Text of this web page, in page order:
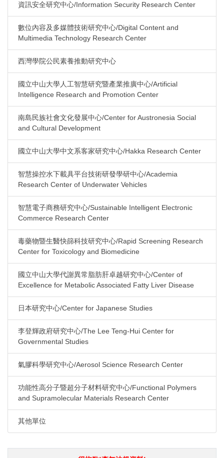
資訊安全研究中心/Information Security Research Center
數位內容及多媒體技術研究中心/Digital Content and
Multimedia Technology Research Center
西灣學院公民素養推動研究中心
國立中山大學人工智慧研究暨產業推廣中心/Artificial
Intelligence Research and Promotion Center
南島民族社會文化發展中心/Center for Austronesia Social
and Cultural Development
國立中山大學中文系客家研究中心/Hakka Research Center
智慧操控水下載具平台技術研發學研中心/Academia
Research Center of Underwater Vehicles
智慧電子商務研究中心/Sustainable Intelligent Electronic
Commerce Research Center
毒藥物暨生醫快篩科技研究中心/Rapid Screening Research
Center for Toxicology and Biomedicine
國立中山大學代謝異常脂肪肝卓越研究中心/Center of
Excellence for Metabolic Associated Fatty Liver Disease
日本研究中心/Center for Japanese Studies
李登輝政府研究中心/The Lee Teng-Hui Center for
Governmental Studies
氣膠科學研究中心/Aerosol Science Research Center
功能性高分子暨超分子材料研究中心/Functional Polymers
and Supramolecular Materials Research Center
其他單位